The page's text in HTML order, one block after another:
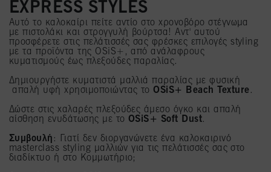
EXPRESS STYLES
Αυτό το καλοκαίρι πείτε αντίο στο χρονοβόρο στέγνωμα
με πιστολάκι και στρογγυλή βούρτσα! Αντ' αυτού
προσφέρετε στις πελάτισσές σας φρέσκες επιλογές styling
με τα προϊόντα της OSiS+, από ανάλαφρους
κυματισμούς έως πλεξούδες παραλίας.
Δημιουργήστε κυματιστά μαλλιά παραλίας με φυσική
απαλή υφή χρησιμοποιώντας τοOSiS+ Beach Texture .
Δώστε στις χαλαρές πλεξούδες άμεσο όγκο και απαλή
αίσθηση ενυδάτωσης με το OSiS+ Soft Dust.
Συμβουλή : Γιατί δεν διοργανώνετε ένα καλοκαιρινό
masterclass styling μαλλιών για τις πελάτισσές σας στο
διαδίκτυο ή στο Κομμωτήριο;